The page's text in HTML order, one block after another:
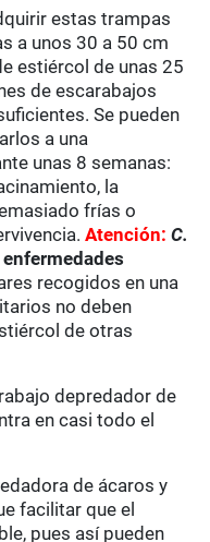
estas trampas
a unos 30 a 50 cm
estiércol de unas 25
de escarabajos
Se pueden
a una
unas 8 semanas:
la
frías o
Atención: C.
recogidos en una
no deben
de otras
depredador de
en casi todo el
de ácaros y
facilitar que el
pues así pueden